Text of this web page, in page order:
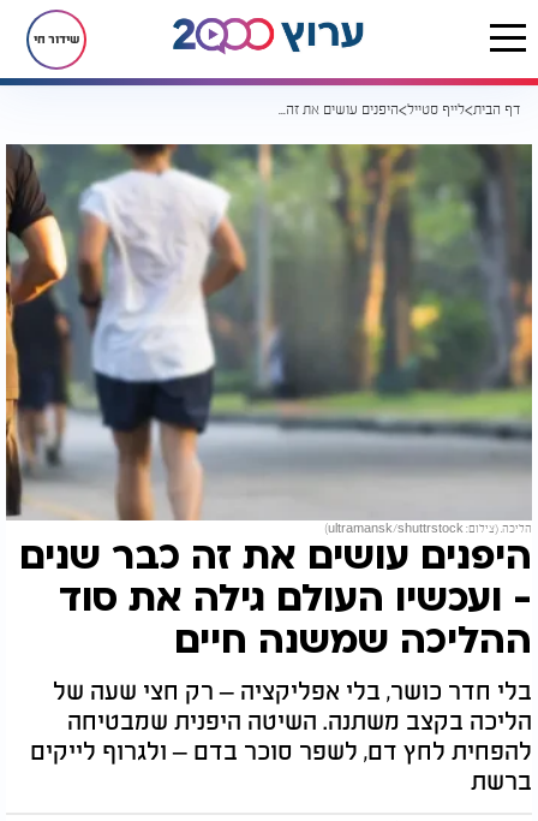
שידור חי
דף הבית לייף סטייל היפנים עושים את זה כבר שנים - ועכשיו העולם גילה את סוד ההליכה שמשנה חיים
הליכה. (צילום: ultramansk/shuttrstock)
היפנים עושים את זה כבר שנים
- ועכשיו העולם גילה את סוד
ההליכה שמשנה חיים
בלי חדר כושר, בלי אפליקציה – רק חצי שעה של
הליכה בקצב משתנה. השיטה היפנית שמבטיחה
להפחית לחץ דם, לשפר סוכר בדם – ולגרוף לייקים
ברשת